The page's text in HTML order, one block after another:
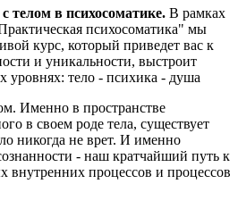
телом в психосоматике. В рамках
психосоматика" мы
курс, который приведет вас к
и уникальности, выстроит
уровнях: тело - психика - душа
Именно в пространстве
в своем роде тела, существует
никогда не врет. И именно
- наш кратчайший путь к
внутренних процессов и процессов